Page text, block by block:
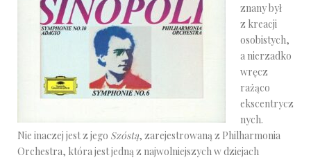
znany był
z kreacji
osobistych,
a nierzadko
wręcz
rażąco
ekscentrycz
nych.
Nie inaczej jest z jego Szóstą, zarejestrowaną z Philharmonia
Orchestra, która jest jedną z najwolniejszych w dziejach